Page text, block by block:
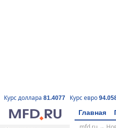
Курс доллара 81.4077 Курс евро
Главная